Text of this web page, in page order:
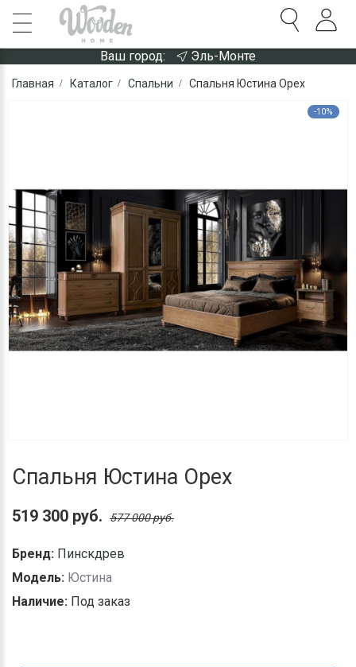
Ваш город: Эль-Монте
Главная Каталог Спальни Спальня Юстина Орех
-10%
Спальня Юстина Орех
519 300 руб. 577 000 руб.
Бренд: Пинскдрев
Модель: Юстина
Наличие: Под заказ